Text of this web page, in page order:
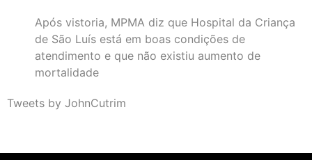
Após vistoria, MPMA diz que Hospital da Criança
de São Luís está em boas condições de
atendimento e que não existiu aumento de
mortalidade
Tweets by JohnCutrim